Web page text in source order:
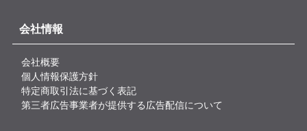
会社情報
会社概要
個人情報保護方針
特定商取引法に基づく表記
第三者広告事業者が提供する広告配信について